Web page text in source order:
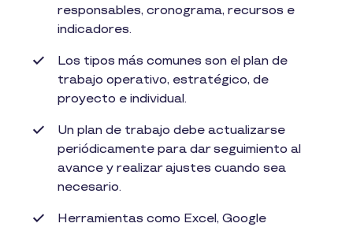
responsables, cronograma, recursos e
indicadores.
Los tipos más comunes son el plan de
trabajo operativo, estratégico, de
proyecto e individual.
Un plan de trabajo debe actualizarse
periódicamente para dar seguimiento al
avance y realizar ajustes cuando sea
necesario.
Herramientas como Excel, Google